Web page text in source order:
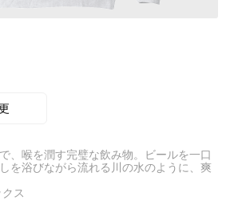
、喉を潤す完璧な飲み物。ビールを一口
を浴びながら流れる川の水のように、爽
ス